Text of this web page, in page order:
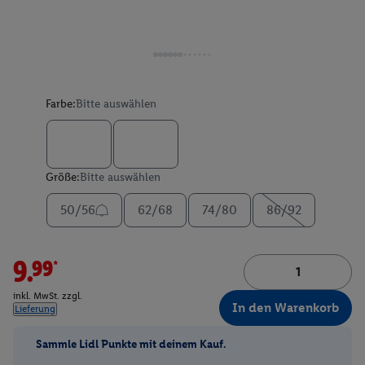
Farbe:Bitte auswählen
Größe:Bitte auswählen
50/56 62/68 74/80 86/92
9.99*
inkl. MwSt. zzgl.
Lieferung
In den Warenkorb
Sammle Lidl Punkte mit deinem Kauf.